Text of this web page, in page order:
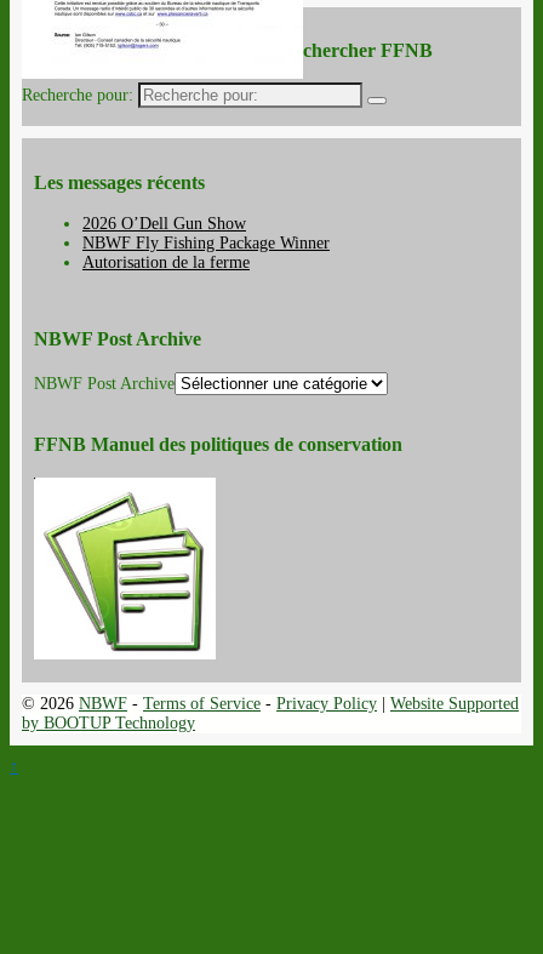
chercher FFNB
Recherche pour:
Les messages récents
2026 O’Dell Gun Show
NBWF Fly Fishing Package Winner
Autorisation de la ferme
NBWF Post Archive
NBWF Post Archive
FFNB Manuel des politiques de conservation
© 2026 NBWF - Terms of Service - Privacy Policy | Website Supported
by BOOTUP Technology
↑